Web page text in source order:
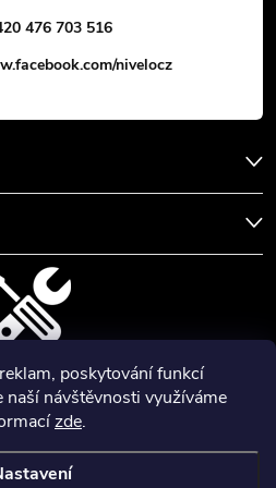
poskytování funkcí
naší návštěvnosti využíváme
zde.
476 703 516
nivelocz
A KALIBRACE
služby geodetických a stavebních
a pomůcek.